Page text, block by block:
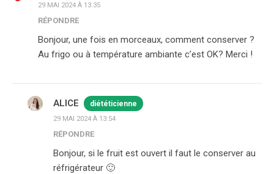
29 MAI 2024 À 13:35
RÉPONDRE
Bonjour, une fois en morceaux, comment conserver ?
Au frigo ou à température ambiante c’est OK? Merci !
ALICE diététicienne
29 MAI 2024 À 13:54
RÉPONDRE
Bonjour, si le fruit est ouvert il faut le conserver au
réfrigérateur 🙂